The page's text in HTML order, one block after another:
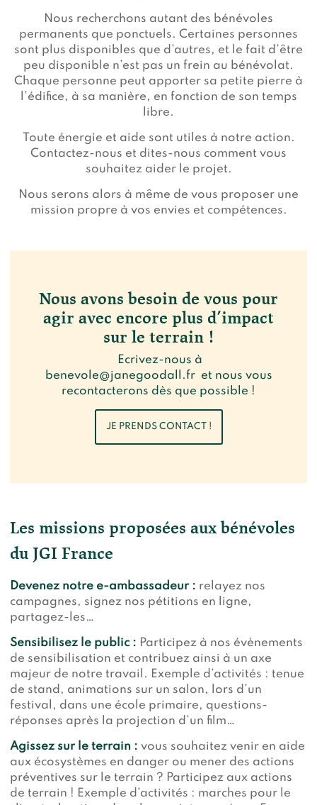
Nous recherchons autant des bénévoles
permanents que ponctuels. Certaines personnes
sont plus disponibles que d’autres, et le fait d’être
peu disponible n’est pas un frein au bénévolat.
Chaque personne peut apporter sa petite pierre à
l’édifice, à sa manière, en fonction de son temps
libre.
Toute énergie et aide sont utiles à notre action.
Contactez-nous et dites-nous comment vous
souhaitez aider le projet.
Nous serons alors à même de vous proposer une
mission propre à vos envies et compétences.
Nous avons besoin de vous pour
agir avec encore plus d’impact
sur le terrain !
Ecrivez-nous à
benevole@janegoodall.fret nous vous
recontacterons dès que possible !
JE PRENDS CONTACT !
Les missions proposées aux bénévoles
du JGI France
Devenez notre e-ambassadeur : relayez nos
campagnes, signez nos pétitions en ligne,
partagez-les…
Sensibilisez le public : Participez à nos évènements
de sensibilisation et contribuez ainsi à un axe
majeur de notre travail. Exemple d’activités : tenue
de stand, animations sur un salon, lors d’un
festival, dans une école primaire, questions-
réponses après la projection d’un film…
Agissez sur le terrain : vous souhaitez venir en aide
aux écosystèmes en danger ou mener des actions
préventives sur le terrain ? Participez aux actions
de terrain ! Exemple d’activités : marches pour le